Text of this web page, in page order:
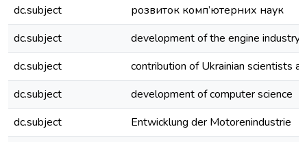
dc.subject
розвиток комп’ютерних наук
dc.subject
development of the engine industry
dc.subject
contribution of Ukrainian scientists
dc.subject
development of computer science
dc.subject
Entwicklung der Motorenindustrie